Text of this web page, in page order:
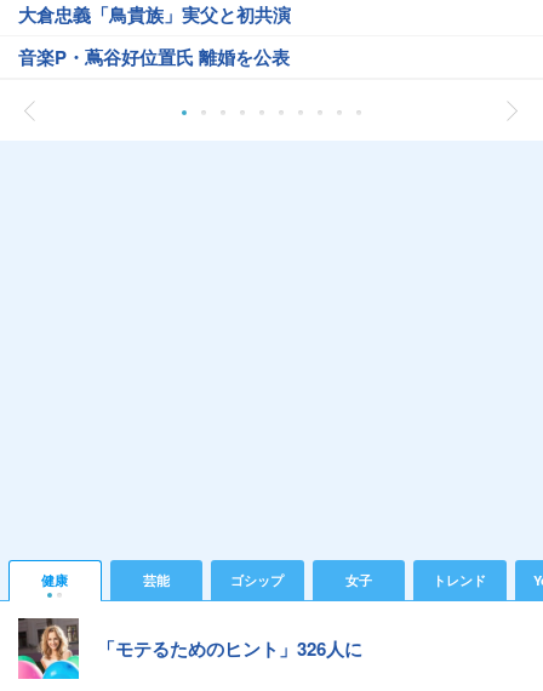
大倉忠義「鳥貴族」実父と初共演
音楽P・蔦谷好位置氏 離婚を公表
健康 芸能 ゴシップ 女子 トレンド
「モテるためのヒント」326人に